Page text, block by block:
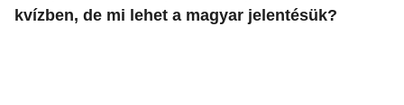
kvízben, de mi lehet a magyar jelentésük?